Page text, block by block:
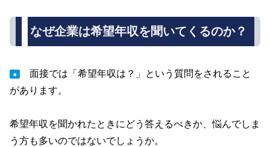
なぜ企業は希望年収を聞いてくるのか？
●
面接では「希望年収は？」という質問をされること
があります。
希望年収を聞かれたときにどう答えるべきか、悩んでしま
う方も多いのではないでしょうか。